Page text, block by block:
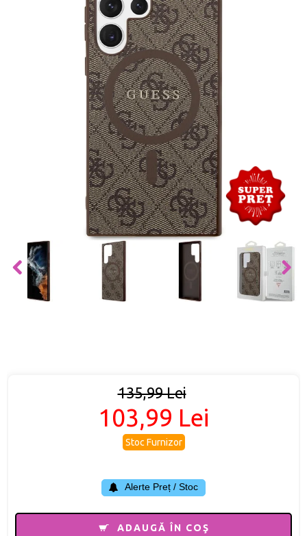
135,99 Lei
103,99 Lei
Stoc Furnizor
Alerte Preț / Stoc
ADAUGĂ ÎN COŞ